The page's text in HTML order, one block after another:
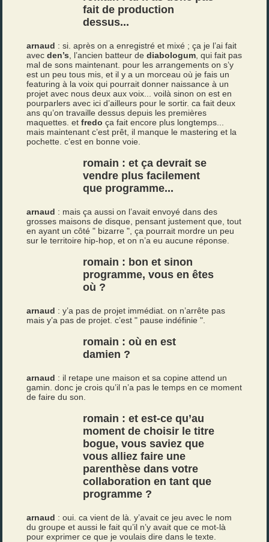
fait de production
dessus...
arnaud : si. après on a enregistré et mixé ; ça je l’ai fait
avecden’s , l’ancien batteur dediabologum , qui fait pas
mal de sons maintenant. pour les arrangements on s’y
est un peu tous mis, et il y a un morceau où je fais un
featuring à la voix qui pourrait donner naissance à un
projet avec nous deux aux voix... voilà sinon on est en
pourparlers avec ici d’ailleurs pour le sortir. ca fait deux
ans qu’on travaille dessus depuis les premières
maquettes. etfredo ça fait encore plus longtemps...
mais maintenant c’est prêt, il manque le mastering et la
pochette. c’est en bonne voie.
romain : et ça devrait se
vendre plus facilement
que programme...
arnaud : mais ça aussi on l’avait envoyé dans des
grosses maisons de disque, pensant justement que, tout
en ayant un côté " bizarre ", ça pourrait mordre un peu
sur le territoire hip-hop, et on n’a eu aucune réponse.
romain : bon et sinon
programme, vous en êtes
où ?
arnaud : y’a pas de projet immédiat. on n’arrête pas
mais y’a pas de projet. c’est " pause indéfinie ".
romain : où en est
damien ?
arnaud : il retape une maison et sa copine attend un
gamin. donc je crois qu’il n’a pas le temps en ce moment
de faire du son.
romain : et est-ce qu’au
moment de choisir le titre
bogue, vous saviez que
vous alliez faire une
parenthèse dans votre
collaboration en tant que
programme ?
arnaud : oui. ca vient de là. y’avait ce jeu avec le nom
du groupe et aussi le fait qu’il n’y avait que ce mot-là
pour exprimer ce que je voulais dire dans le texte.